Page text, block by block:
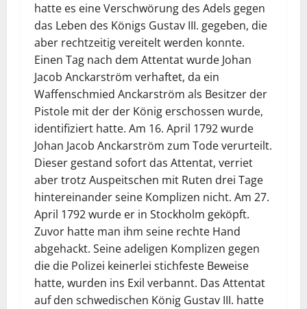
hatte es eine Verschwörung des Adels gegen
das Leben des Königs Gustav III. gegeben, die
aber rechtzeitig vereitelt werden konnte.
Einen Tag nach dem Attentat wurde Johan
Jacob Anckarström verhaftet, da ein
Waffenschmied Anckarström als Besitzer der
Pistole mit der der König erschossen wurde,
identifiziert hatte. Am 16. April 1792 wurde
Johan Jacob Anckarström zum Tode verurteilt.
Dieser gestand sofort das Attentat, verriet
aber trotz Auspeitschen mit Ruten drei Tage
hintereinander seine Komplizen nicht. Am 27.
April 1792 wurde er in Stockholm geköpft.
Zuvor hatte man ihm seine rechte Hand
abgehackt. Seine adeligen Komplizen gegen
die die Polizei keinerlei stichfeste Beweise
hatte, wurden ins Exil verbannt. Das Attentat
auf den schwedischen König Gustav III. hatte